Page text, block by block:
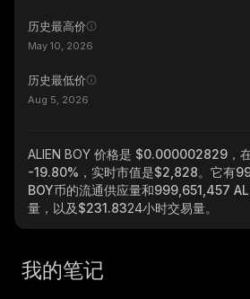
历史最高价
May 10, 2026
历史最低价
Aug 5, 2026
ALIEN BOY 价格是 $0.000002829，
-19.80% ，实时市值是$2,828。它有
BOY币的流通供应量和999,651,457
量，以及$231.8324小时交易量。
我的笔记